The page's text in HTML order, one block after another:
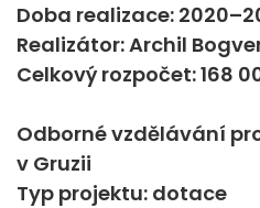
Doba realizace:
Realizátor: Archil
Celkový rozpočet: 168
Odborné vzdělávání
v Gruzii
Typ projektu: dotace